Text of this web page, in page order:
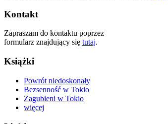
Kontakt
Zapraszam do kontaktu poprzez
formularz znajdujący się tutaj.
Książki
Powrót niedoskonały
Bezsenność w Tokio
Zagubieni w Tokio
więcej